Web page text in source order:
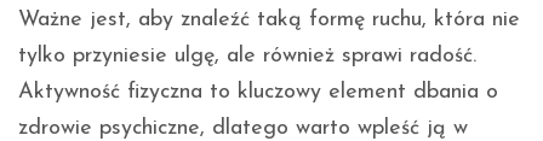
Ważne jest, aby znaleźć taką formę ruchu, która nie
tylko przyniesie ulgę, ale również sprawi radość.
Aktywność fizyczna to kluczowy element dbania o
zdrowie psychiczne, dlatego warto wpleść ją w